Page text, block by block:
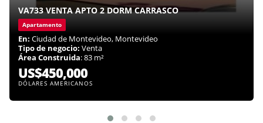
VA733 VENTA APTO 2 DORM CARRASCO
Apartamento
En: Ciudad de Montevideo, Montevideo
Tipo de negocio: Venta
Área Construida: 83 m²
US$450,000
DÓLARES AMERICANOS